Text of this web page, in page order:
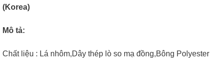
(Korea)
Mô tả:
Chất liệu : Lá nhôm,Dây thép lò so mạ đồng,Bông Polyester